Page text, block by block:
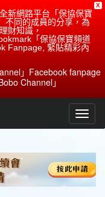
X
新網路平台「保協保寶
不同的成員的分享，為
財知識，
「保協保寶頻道
Fanpage, 緊貼精彩內
」Facebook fanpage
Channel」